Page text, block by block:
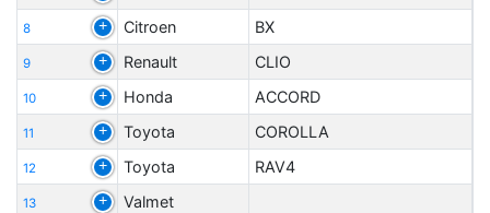
8 Citroen BX
9 Renault CLIO
10 Honda ACCORD
11 Toyota COROLLA
12 Toyota RAV4
13 Valmet